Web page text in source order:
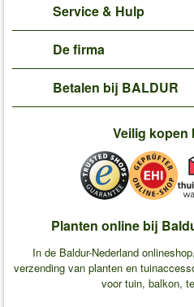
Service & Hulp
De firma
Betalen bij BALDUR
Veilig kopen
Planten online bij
In de Baldur-Nederland
verzending van planten en
voor tuin, balkon,